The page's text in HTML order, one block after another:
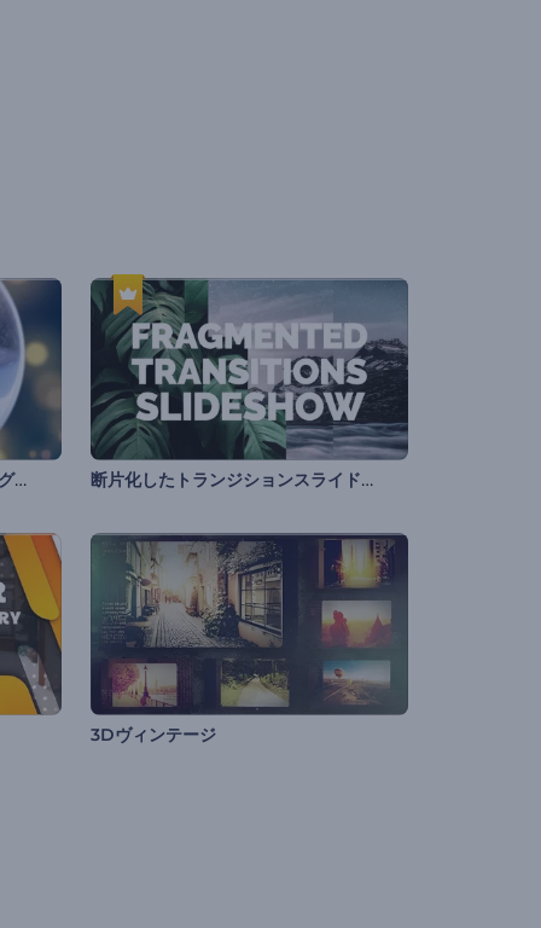
キラキラ輝くクリスマスのタイポグラフィ 断片化したトランジションスライドショー
3Dヴィンテージ